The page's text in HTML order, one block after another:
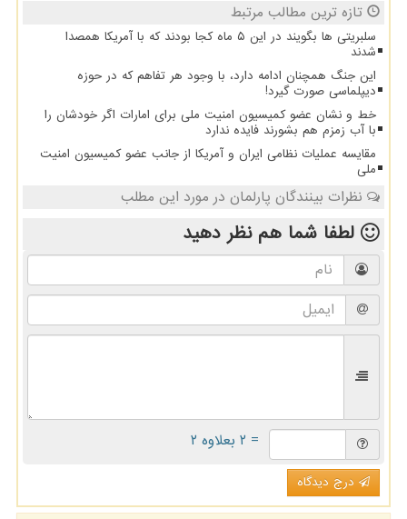
تازه ترین مطالب مرتبط
سلبریتی ها بگویند در این ۵ ماه کجا بودند که با آمریکا همصدا
شدند
این جنگ همچنان ادامه دارد، با وجود هر تفاهم که در حوزه
دیپلماسی صورت گیرد!
خط و نشان عضو کمیسیون امنیت ملی برای امارات اگر خودشان را
با آب زمزم هم بشورند فایده ندارد
مقایسه عملیات نظامی ایران و آمریکا از جانب عضو کمیسیون امنیت
ملی
نظرات بینندگان پارلمان در مورد این مطلب
لطفا شما همنظر دهید
= ۲ بعلاوه ۲
درج دیدگاه